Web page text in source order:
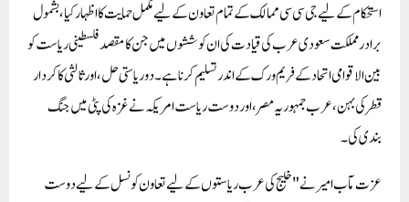
استحکام کے لیے جی سی سی ممالک کے تمام تعاون کے لیے مکمل حمایت کا اظہار کیا، بشمول
برادر مملکت سعودی عرب کی قیادت کی ان کوششوں میں جن کا مقصد فلسطینی ریاست کو
بین الاقوامی اتحاد کے فریم ورک کے اندر تسلیم کرنا ہے۔ دو ریاستی حل، اور ثالثی کا کردار
قطر کی بہن، عرب جمہوریہ مصر، اور دوست ریاست امریکہ نے غزہ کی پٹی میں جنگ
بندی کی۔
عزت مآب امیر نے "خلیج کی عرب ریاستوں کے لیے تعاون کونسل کے لیے دوست